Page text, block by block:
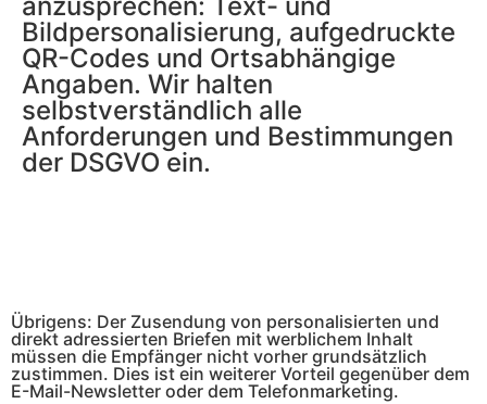
Bildpersonalisierung, aufgedruckte
QR-Codes und Ortsabhängige
Angaben. Wir halten
selbstverständlich alle
Anforderungen und Bestimmungen
der DSGVO ein.
Übrigens: Der Zusendung von personalisierten und
direkt adressierten Briefen mit werblichem Inhalt
müssen die Empfänger nicht vorher grundsätzlich
zustimmen. Dies ist ein weiterer Vorteil gegenüber dem
E-Mail-Newsletter oder dem Telefonmarketing.